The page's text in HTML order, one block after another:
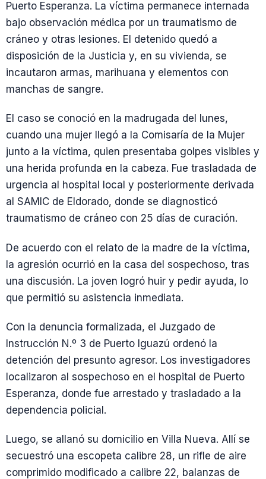
Puerto Esperanza. La víctima permanece internada
bajo observación médica por un traumatismo de
cráneo y otras lesiones. El detenido quedó a
disposición de la Justicia y, en su vivienda, se
incautaron armas, marihuana y elementos con
manchas de sangre.
El caso se conoció en la madrugada del lunes,
cuando una mujer llegó a la Comisaría de la Mujer
junto a la víctima, quien presentaba golpes visibles y
una herida profunda en la cabeza. Fue trasladada de
urgencia al hospital local y posteriormente derivada
al SAMIC de Eldorado, donde se diagnosticó
traumatismo de cráneo con 25 días de curación.
De acuerdo con el relato de la madre de la víctima,
la agresión ocurrió en la casa del sospechoso, tras
una discusión. La joven logró huir y pedir ayuda, lo
que permitió su asistencia inmediata.
Con la denuncia formalizada, el Juzgado de
Instrucción N.º 3 de Puerto Iguazú ordenó la
detención del presunto agresor. Los investigadores
localizaron al sospechoso en el hospital de Puerto
Esperanza, donde fue arrestado y trasladado a la
dependencia policial.
Luego, se allanó su domicilio en Villa Nueva. Allí se
secuestró una escopeta calibre 28, un rifle de aire
comprimido modificado a calibre 22, balanzas de